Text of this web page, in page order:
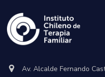
Av. Alcalde Fernando